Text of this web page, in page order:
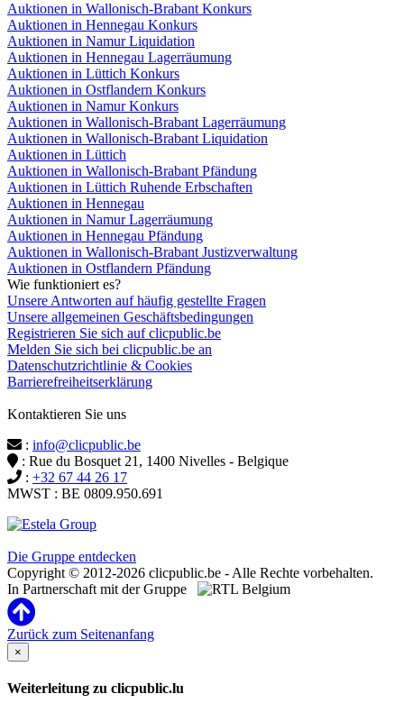
Auktionen in Wallonisch-Brabant Konkurs
Auktionen in Hennegau Konkurs
Auktionen in Namur Liquidation
Auktionen in Hennegau Lagerräumung
Auktionen in Lüttich Konkurs
Auktionen in Ostflandern Konkurs
Auktionen in Namur Konkurs
Auktionen in Wallonisch-Brabant Lagerräumung
Auktionen in Wallonisch-Brabant Liquidation
Auktionen in Lüttich
Auktionen in Wallonisch-Brabant Pfändung
Auktionen in Lüttich Ruhende Erbschaften
Auktionen in Hennegau
Auktionen in Namur Lagerräumung
Auktionen in Hennegau Pfändung
Auktionen in Wallonisch-Brabant Justizverwaltung
Auktionen in Ostflandern Pfändung
Wie funktioniert es?
Unsere Antworten auf häufig gestellte Fragen
Unsere allgemeinen Geschäftsbedingungen
Registrieren Sie sich auf clicpublic.be
Melden Sie sich bei clicpublic.be an
Datenschutzrichtlinie & Cookies
Barrierefreiheitserklärung
Kontaktieren Sie uns
: info@clicpublic.be
: Rue du Bosquet 21, 1400 Nivelles - Belgique
: +32 67 44 26 17
MWST : BE 0809.950.691
Die Gruppe entdecken
Copyright © 2012-2026 clicpublic.be - Alle Rechte vorbehalten.
In Partnerschaft mit der Gruppe
Zurück zum Seitenanfang
×
Weiterleitung zu clicpublic.lu